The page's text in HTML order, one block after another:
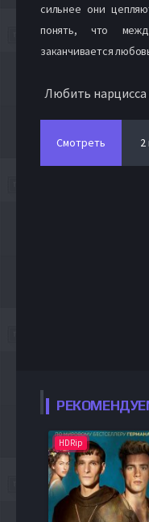
сильнее они
понять, что
заканчивается
Любить нарцисса
Смотреть 2
HDRip